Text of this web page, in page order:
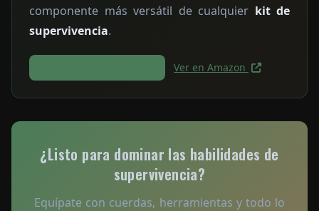
componente más versátil de cualquier kit de
supervivencia.
Ver en Amazon
¿Listo para dominar las habilidades de
supervivencia?
Equípate con cuerdas, herramientas y todo lo